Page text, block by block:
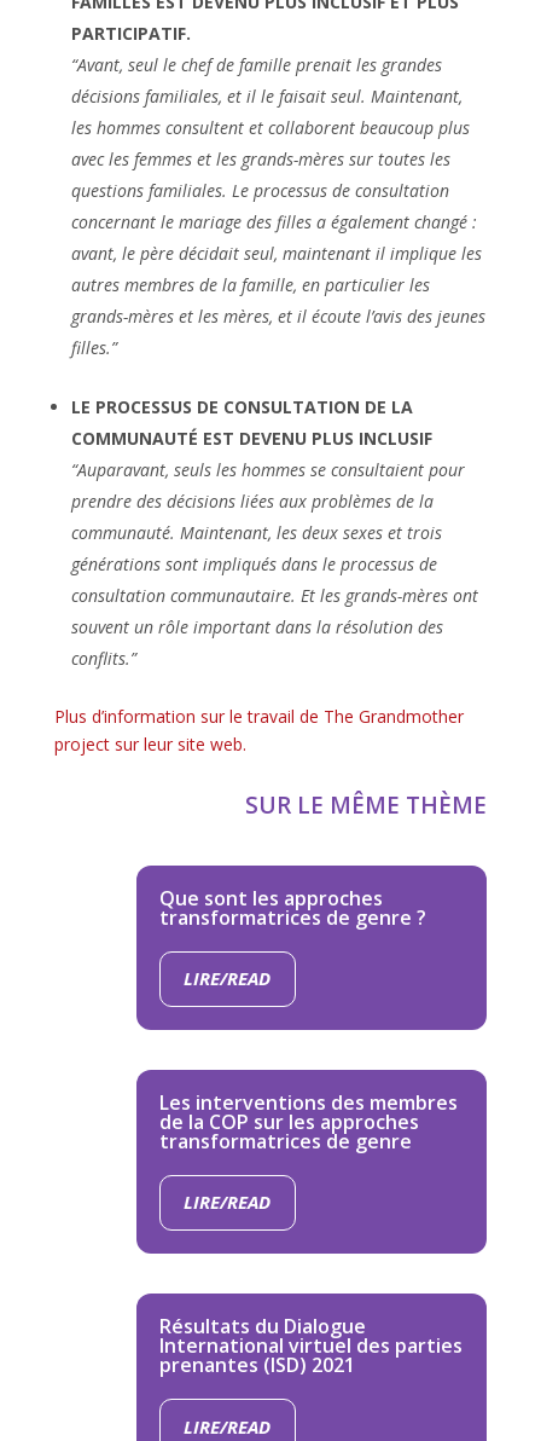
PARTICIPATIF.
“Avant, seul le chef de famille prenait les grandes
décisions familiales, et il le faisait seul. Maintenant,
les hommes consultent et collaborent beaucoup plus
avec les femmes et les grands-mères sur toutes les
questions familiales. Le processus de consultation
concernant le mariage des filles a également changé :
avant, le père décidait seul, maintenant il implique les
autres membres de la famille, en particulier les
grands-mères et les mères, et il écoute l’avis des jeunes
filles.”
LE PROCESSUS DE CONSULTATION DE LA
COMMUNAUTÉ EST DEVENU PLUS INCLUSIF
“Auparavant, seuls les hommes se consultaient pour
prendre des décisions liées aux problèmes de la
communauté. Maintenant, les deux sexes et trois
générations sont impliqués dans le processus de
consultation communautaire. Et les grands-mères ont
souvent un rôle important dans la résolution des
conflits.”
Plus d’information sur le travail de The Grandmother
project sur leur site web.
SUR LE MÊME THÈME
Que sont les approches
transformatrices de genre ?
LIRE/READ
Les interventions des membres
de la COP sur les approches
transformatrices de genre
LIRE/READ
Résultats du Dialogue
International virtuel des parties
prenantes (ISD) 2021
LIRE/READ